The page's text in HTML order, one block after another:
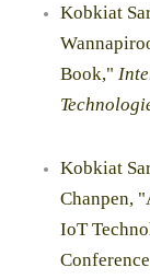
Kobkiat
Book,"
Kobkiat
Chanpen,
IoT